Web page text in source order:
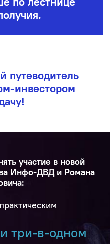
путеводитель
инвестором
участие в новой
Инфо-ДВД и Романа
три-в-одном